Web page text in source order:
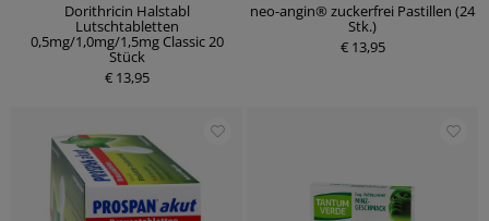
Dorithricin Halstabl
Lutschtabletten
0,5mg/1,0mg/1,5mg Classic 20
Stück
€ 13,95
neo-angin® zuckerfrei Pastillen (24
Stk.)
€ 13,95